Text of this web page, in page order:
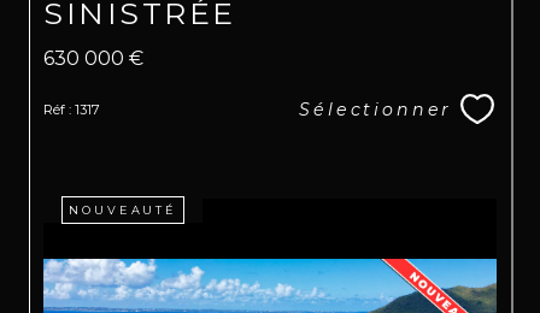
SINISTRÉE
630 000 €
Réf : 1317 Sélectionner
NOUVEAUTÉ